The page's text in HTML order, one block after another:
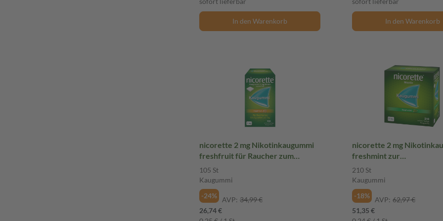
In den Warenkorb In den Warenkorb
nicorette 2 mg Nikotinkaugummi
freshfruit für Raucher zum
Aufhören
105 St
Kaugummi
-24%
AVP: 34,99 €
26,74 €
nicorette 2 mg
freshmint zur
Raucherentwöhnung 210
Kaugummi
210 St
Kaugummi
-18%
AVP: 62,97 €
51,35 €